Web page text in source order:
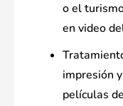
o el
en video
impresión
películas